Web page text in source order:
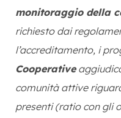
monitoraggio della
richiesto dai
l’accreditamento, i
Cooperative
comunità attive
presenti (ratio con gli